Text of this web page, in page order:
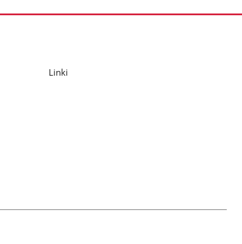
Linki